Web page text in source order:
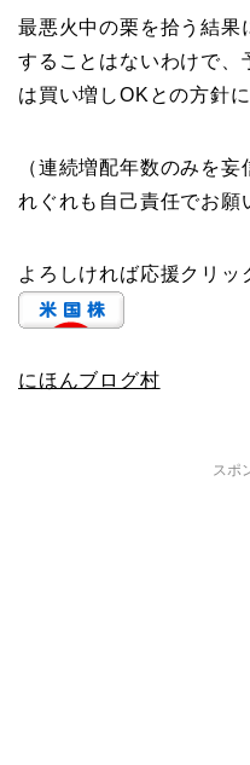
最悪火中の栗を拾う結果
することはないわけで
は買い増しOKとの方針
（連続増配年数のみを
れぐれも自己責任でお願
よろしければ応援クリッ
にほんブログ村
スポ